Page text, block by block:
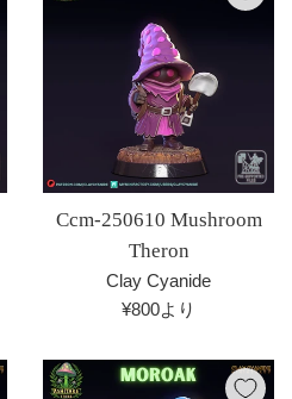
Ccm-250610 Mushroom
Theron
Clay Cyanide
¥800より